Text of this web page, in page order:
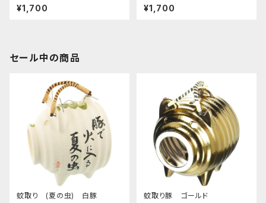
いのぼり付 四日市萬古焼
¥1,700 いのぼり付 四日市萬古焼
¥1,700
セール中の商品
蚊取り (夏の虫) 白豚 蚊取り豚 ゴールド